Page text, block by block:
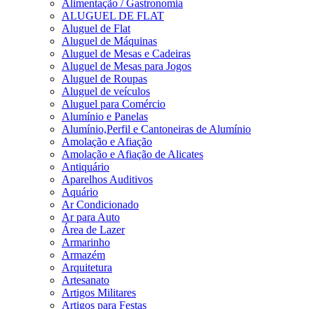
Alimentação / Gastronomia
ALUGUEL DE FLAT
Aluguel de Flat
Aluguel de Máquinas
Aluguel de Mesas e Cadeiras
Aluguel de Mesas para Jogos
Aluguel de Roupas
Aluguel de veículos
Aluguel para Comércio
Alumínio e Panelas
Alumínio,Perfil e Cantoneiras de Alumínio
Amolação e Afiação
Amolação e Afiação de Alicates
Antiquário
Aparelhos Auditivos
Aquário
Ar Condicionado
Ar para Auto
Área de Lazer
Armarinho
Armazém
Arquitetura
Artesanato
Artigos Militares
Artigos para Festas